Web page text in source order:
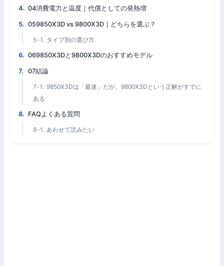
04消費電力と温度｜代償としての発熱増
059850X3D vs 9800X3D｜どちらを選ぶ？
タイプ別の選び方
069850X3Dと9800X3Dのおすすめモデル
07結論
9850X3Dは「最速」だが、9800X3Dという正解がすでに
ある
FAQよくある質問
あわせて読みたい